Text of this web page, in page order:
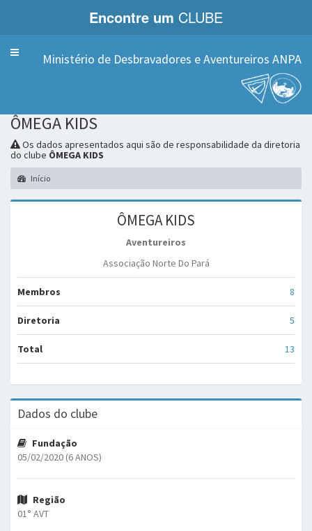
Encontre um CLUBE
Menu Ministério de Desbravadores e Aventureiros ANPA
ÔMEGA KIDS
Os dados apresentados aqui são de responsabilidade da diretoria
do clube ÔMEGA KIDS
Início
ÔMEGA KIDS
Aventureiros
Associação Norte Do Pará
Membros 8
Diretoria 5
Total 13
Dados do clube
Fundação
05/02/2020 (6 ANOS)
Região
01° AVT